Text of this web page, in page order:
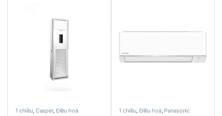
1 chiều, Casper, Điều hoà 1 chiều, Điều hoà, Panasonic